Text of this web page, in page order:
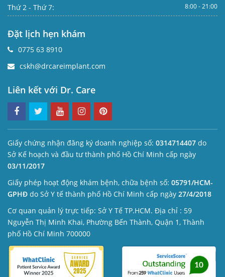
Thứ 2 - Thứ 7: 8:00 - 21:00
Đặt lịch hẹn khám
0775 63 8910
cskh@drcareimplant.com
Liên kết với Dr. Care
Giấy chứng nhận đăng ký doanh nghiệp số: 0314714407 do
Sở Kế hoạch và đầu tư thành phố Hồ Chí Minh cấp ngày
03/11/2017
Giấy phép hoạt động khám bệnh, chữa bệnh số: 05791/HCM-
GPHĐ do Sở Y tế thành phố Hồ Chí Minh cấp ngày 27/4/2018
Cơ quan quản lý trực tiếp: Sở Y Tế TP.HCM. Địa chỉ : 59
Nguyễn Thị Minh Khai, Phường Bến Thành, Quận 1, Thành
phố Hồ Chí Minh 700000